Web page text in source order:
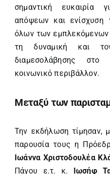
σημαντική ευκαιρία
απόψεων και ενίσχυση
όλων των εμπλεκόμενων
τη δυναμική και
διαμεσολάβησης
κοινωνικό περιβάλλον.
Μεταξύ των
Την εκδήλωση τίμησαν,
παρουσία τους η
Ιωάννα Χριστοδουλέα
Πάγου ε.τ. κ. Ιωσήφ